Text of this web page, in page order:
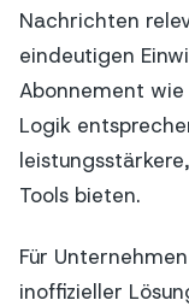
Nachrichten
eindeutigen
Abonnement
Logik
Tools bieten.
Für
inoffizieller